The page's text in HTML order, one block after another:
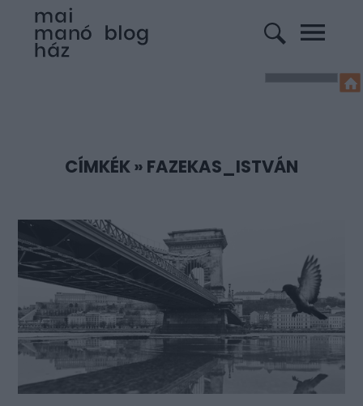
CÍMKÉK» FAZEKAS_ISTVÁN